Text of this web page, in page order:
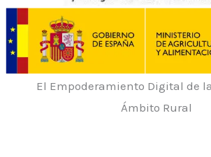
El Empoderamiento Digital de
Ámbito Rural